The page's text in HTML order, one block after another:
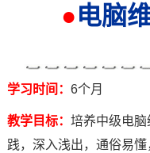
●电脑
学习时间： 6个月
教学目标： 培养中级电
践，深入浅出，通俗易